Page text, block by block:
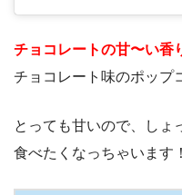
チョコレートの甘〜い香
チョコレート味のポップ
とっても甘いので、しょ
食べたくなっちゃいます！